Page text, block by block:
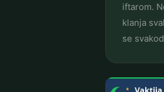
iftarom.
klanja
se